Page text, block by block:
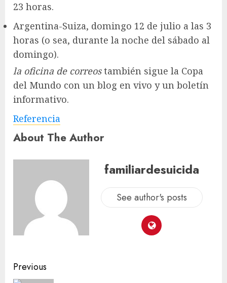
23 horas.
Argentina-Suiza, domingo 12 de julio a las 3
horas (o sea, durante la noche del sábado al
domingo).
la oficina de correostambién sigue la Copa
del Mundo con un blog en vivo y un boletín
informativo.
Referencia
About The Author
familiardesuicida
See author's posts
Previous